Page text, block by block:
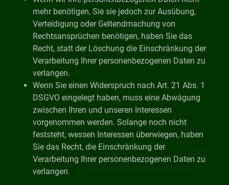
mehr benötigen, Sie sie jedoch zur Ausübung,
Verteidigung oder Geltendmachung von
Rechtsansprüchen benötigen, haben Sie das
Recht, statt der Löschung die Einschränkung der
Verarbeitung Ihrer personenbezogenen Daten zu
verlangen.
Wenn Sie einen Widerspruch nach Art. 21 Abs. 1
DSGVO eingelegt haben, muss eine Abwägung
zwischen Ihren und unseren Interessen
vorgenommen werden. Solange noch nicht
feststeht, wessen Interessen überwiegen, haben
Sie das Recht, die Einschränkung der
Verarbeitung Ihrer personenbezogenen Daten zu
verlangen.